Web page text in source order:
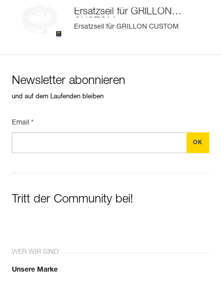
Ersatzseil für GRILLON
CUSTOM
Ersatzseil für GRILLON CUSTOM
Newsletter abonnieren
und auf dem Laufenden bleiben
Email *
Tritt der Community bei!
WER WIR SIND
Unsere Marke